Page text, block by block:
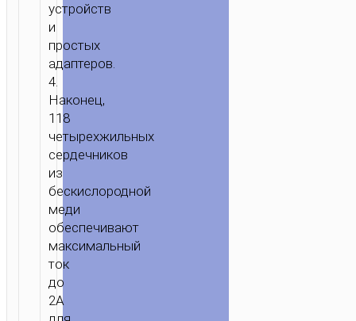
устройств
и
простых
адаптеров.
4.
Наконец,
118
четырехжильных
сердечников
из
бескислородной
меди
обеспечивают
максимальный
ток
до
2А